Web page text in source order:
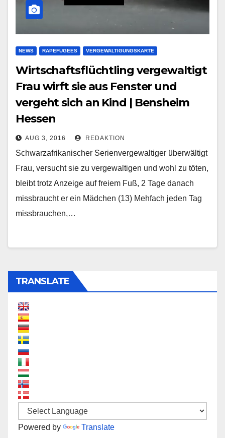
NEWS RAPEFUGEES VERGEWALTIGUNGSKARTE
Wirtschaftsflüchtling vergewaltigt
Frau wirft sie aus Fenster und
vergeht sich an Kind | Bensheim
Hessen
AUG 3, 2016 REDAKTION
Schwarzafrikanischer Serienvergewaltiger überwältigt
Frau, versucht sie zu vergewaltigen und wohl zu töten,
bleibt trotz Anzeige auf freiem Fuß, 2 Tage danach
missbraucht er ein Mädchen (13) Mehfach jeden Tag
missbrauchen,…
TRANSLATE
Powered by Translate